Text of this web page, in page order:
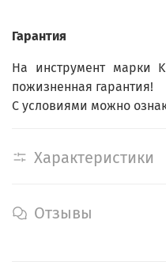
Гарантия
На инструмент марки
пожизненная гарантия!
С условиями можно
Характеристики
Отзывы